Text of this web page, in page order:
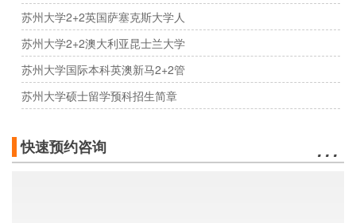
苏州大学2+2英国萨塞克斯大学人
苏州大学2+2澳大利亚昆士兰大学
苏州大学国际本科英澳新马2+2管
苏州大学硕士留学预科招生简章
快速预约咨询 …